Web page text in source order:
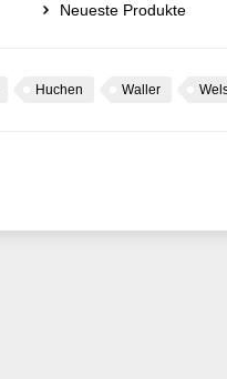
Neueste Produkte
Huchen Waller